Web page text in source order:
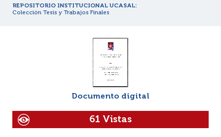
REPOSITORIO INSTITUCIONAL UCASAL:
Colección Tesis y Trabajos Finales
Documento digital
61 Vistas